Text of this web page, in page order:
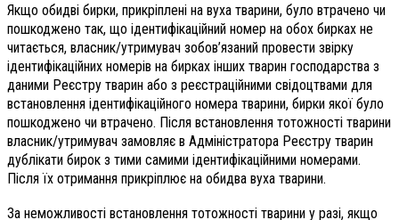
Якщо обидві бирки, прикріплені на вуха тварини, було втрачено чи
пошкоджено так, що ідентифікаційний номер на обох бирках не
читається, власник/утримувач зобов’язаний провести звірку
ідентифікаційних номерів на бирках інших тварин господарства з
даними Реєстру тварин або з реєстраційними свідоцтвами для
встановлення ідентифікаційного номера тварини, бирки якої було
пошкоджено чи втрачено. Після встановлення тотожності тварини
власник/утримувач замовляє в Адміністратора Реєстру тварин
дублікати бирок з тими самими ідентифікаційними номерами.
Після їх отримання прикріплює на обидва вуха тварини.
За неможливості встановлення тотожності тварини у разі, якщо